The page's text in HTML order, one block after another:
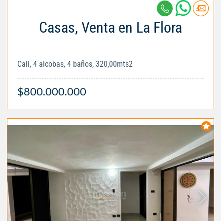
Casas, Venta en La Flora
Cali, 4 alcobas, 4 baños, 320,00mts2
$800.000.000